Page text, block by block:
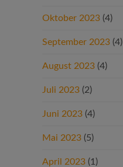
Oktober 2023 (4)
September 2023 (4)
August 2023 (4)
Juli 2023 (2)
Juni 2023 (4)
Mai 2023 (5)
April 2023 (1)